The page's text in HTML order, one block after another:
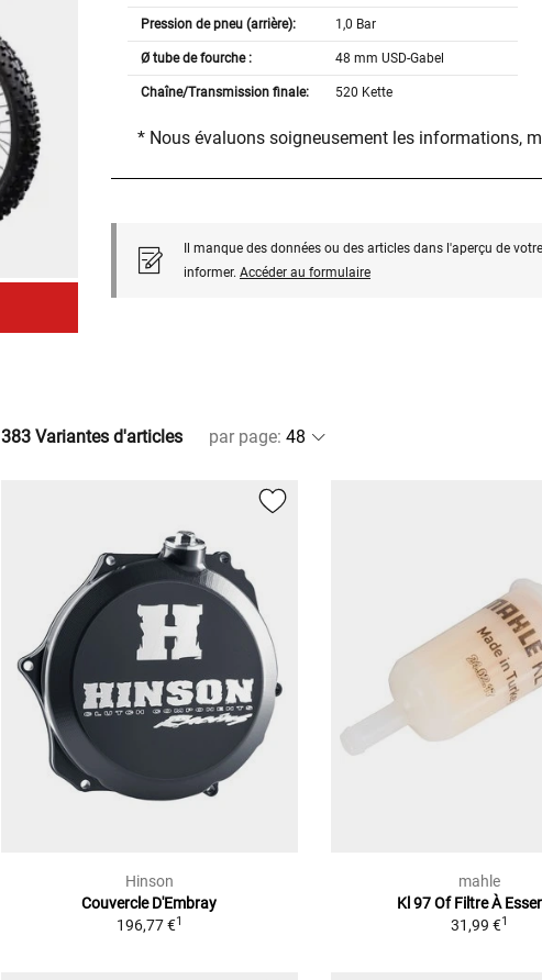
Pression de pneu (arrière): 1,0 Bar
Ø tube de fourche : 48 mm USD-Gabel
Chaîne/Transmission finale: 520 Kette
* Nous évaluons soigneusement les informations,
Il manque des données ou des articles dans l'aperçu de
informer. Accéder au formulaire
383 Variantes d'articles par page:
Hinson
Couvercle D'Embray
196,77 €1
mahle
Kl 97 Of Filtre À
31,99 €1